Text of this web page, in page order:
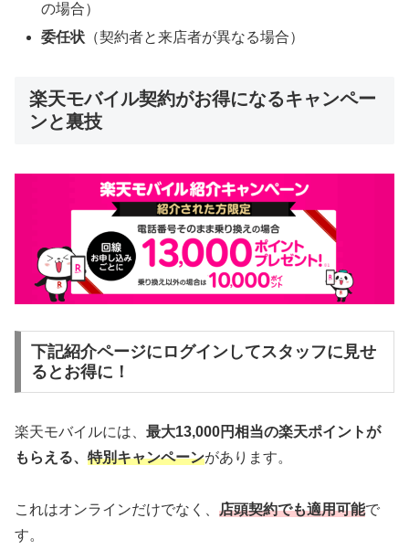
の場合）
委任状 （契約者と来店者が異なる場合）
楽天モバイル契約がお得になるキャンペー
ンと裏技
下記紹介ページにログインしてスタッフに見せ
るとお得に！
楽天モバイルには、 最大13,000円相当の楽天ポイントが
もらえる、 特別キャンペーンがあります。
これはオンラインだけでなく、 店頭契約でも適用可能で
す。